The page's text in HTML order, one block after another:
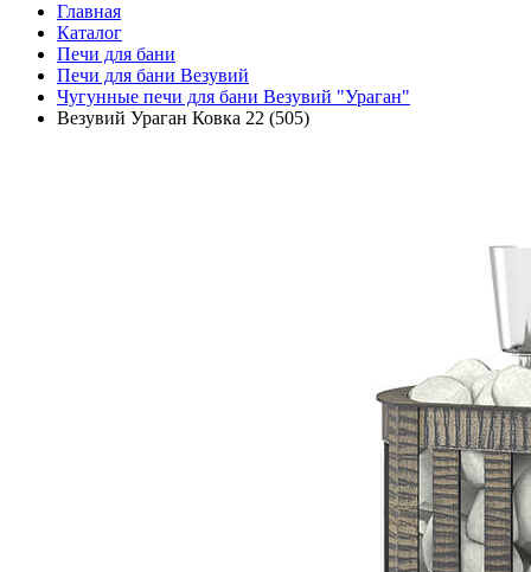
Главная
Каталог
Печи для бани
Печи для бани Везувий
Чугунные печи для бани Везувий "Ураган"
Везувий Ураган Ковка 22 (505)